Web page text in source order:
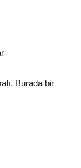
Burada bir